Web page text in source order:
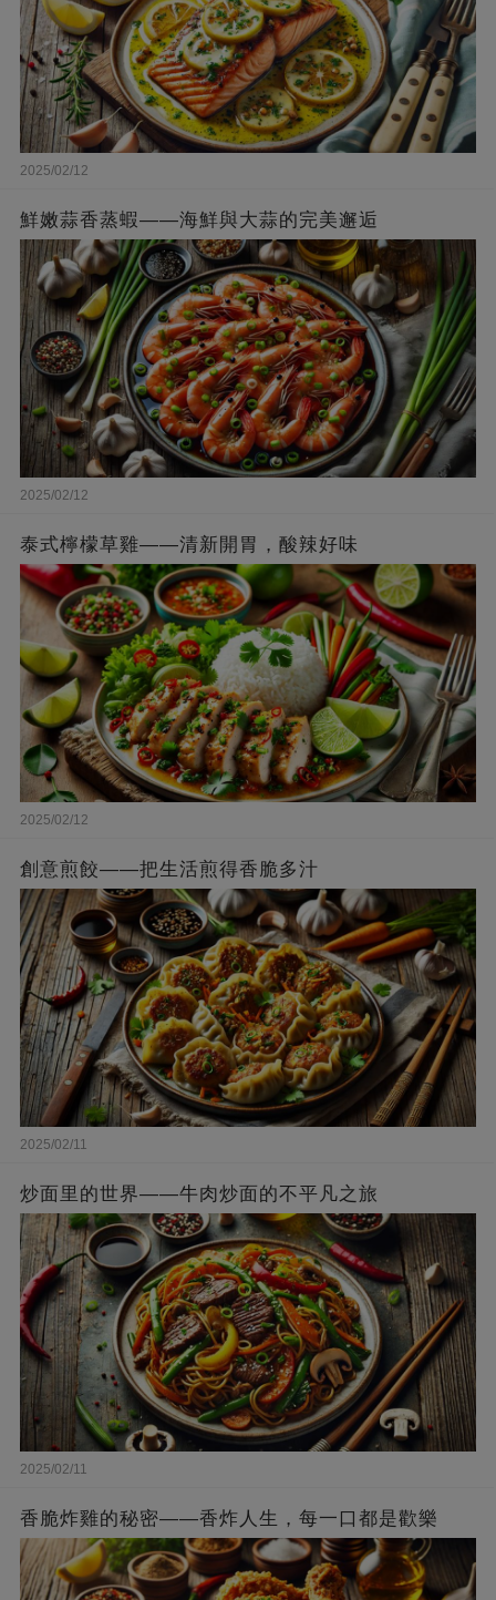
2025/02/12
鮮嫩蒜香蒸蝦——海鮮與大蒜的完美邂逅
2025/02/12
泰式檸檬草雞——清新開胃，酸辣好味
2025/02/12
創意煎餃——把生活煎得香脆多汁
2025/02/11
炒面里的世界——牛肉炒面的不平凡之旅
2025/02/11
香脆炸雞的秘密——香炸人生，每一口都是歡樂